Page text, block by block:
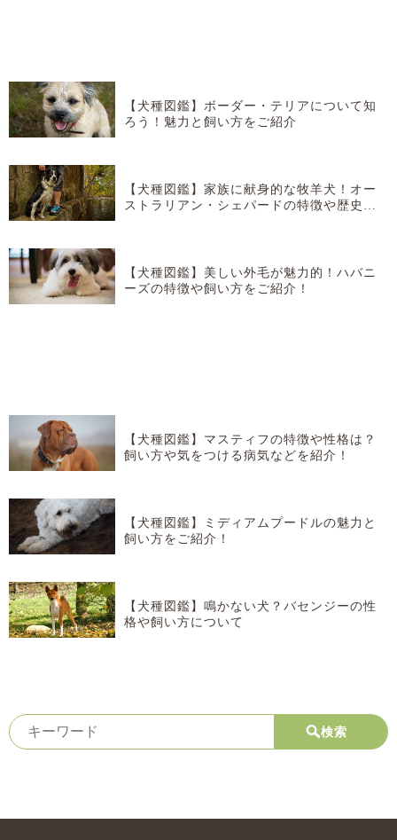
【犬種図鑑】ボーダー・テリアについて知
ろう！魅力と飼い方をご紹介
【犬種図鑑】家族に献身的な牧羊犬！オー
ストラリアン・シェパードの特徴や歴史な
【犬種図鑑】美しい外毛が魅力的！ハバニ
ーズの特徴や飼い方をご紹介！
【犬種図鑑】マスティフの特徴や性格は？
飼い方や気をつける病気などを紹介！
【犬種図鑑】ミディアムプードルの魅力と
飼い方をご紹介！
【犬種図鑑】鳴かない犬？バセンジーの性
格や飼い方について
検索